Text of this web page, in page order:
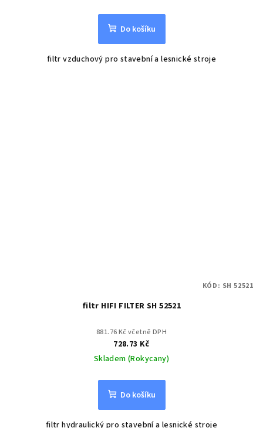
Do košíku
filtr vzduchový pro stavební a lesnické stroje
filtr HIFI FILTER SH 52521
881.76 Kč včetně DPH
728.73 Kč
Skladem (Rokycany)
Do košíku
filtr hydraulický pro stavební a lesnické stroje
KÓD: SH 52521